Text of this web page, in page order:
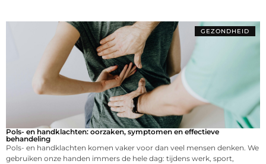
GEZONDHEID
Pols- en handklachten: oorzaken, symptomen en effectieve
behandeling
Pols- en handklachten komen vaker voor dan veel mensen denken. We
gebruiken onze handen immers de hele dag: tijdens werk, sport,